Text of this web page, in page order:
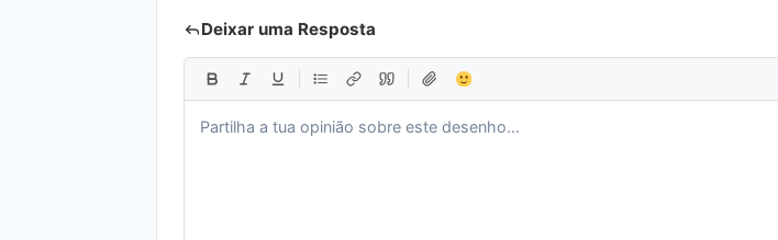
Deixar uma Resposta